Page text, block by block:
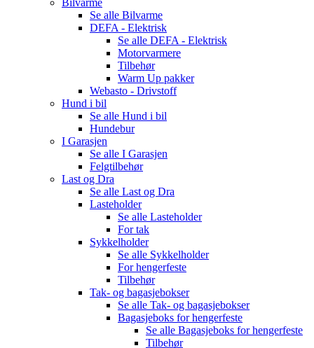
Se alle Bilvarme
DEFA - Elektrisk
Se alle DEFA - Elektrisk
Motorvarmere
Tilbehør
Warm Up pakker
Webasto - Drivstoff
Hund i bil
Se alle Hund i bil
Hundebur
I Garasjen
Se alle I Garasjen
Felgtilbehør
Last og Dra
Se alle Last og Dra
Lasteholder
Se alle Lasteholder
For tak
Sykkelholder
Se alle Sykkelholder
For hengerfeste
Tilbehør
Tak- og bagasjebokser
Se alle Tak- og bagasjebokser
Bagasjeboks for hengerfeste
Se alle Bagasjeboks for hengerfeste
Tilbehør